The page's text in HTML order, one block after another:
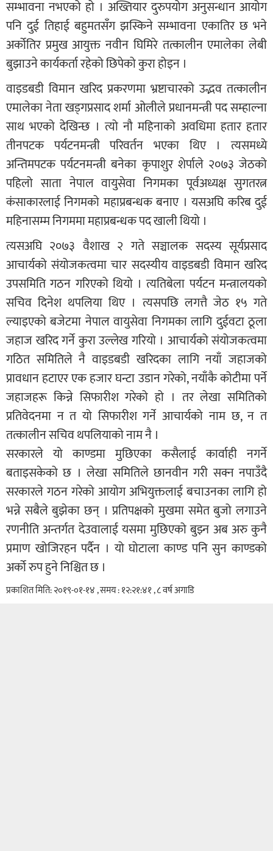
सम्भावना नभएको हो । अख्तियार दुरुपयोग अनुसन्धान आयोग
पनि दुई तिहाई बहुमतसँग झस्किने सम्भावना एकातिर छ भने
अर्कोतिर प्रमुख आयुक्त नवीन घिमिरे तत्कालीन एमालेका लेबी
बुझाउने कार्यकर्ता रहेको छिपेको कुरा होइन ।
वाइडबडी विमान खरिद प्रकरणमा भ्रष्टाचारको उद्भव तत्कालीन
एमालेका नेता खड्गप्रसाद शर्मा ओलीले प्रधानमन्त्री पद सम्हाल्ना
साथ भएको देखिन्छ । त्यो नौ महिनाको अवधिमा हतार हतार
तीनपटक पर्यटनमन्त्री परिवर्तन भएका थिए । त्यसमध्ये
अन्तिमपटक पर्यटनमन्त्री बनेका कृपाशुर शेर्पाले २०७३ जेठको
पहिलो साता नेपाल वायुसेवा निगमका पूर्वअध्यक्ष सुगतरत्न
कंसाकारलाई निगमको महाप्रबन्धक बनाए । यसअघि करिब दुई
महिनासम्म निगममा महाप्रबन्धक पद खाली थियो ।
त्यसअघि २०७३ वैशाख २ गते सञ्चालक सदस्य सूर्यप्रसाद
आचार्यको संयोजकत्वमा चार सदस्यीय वाइडबडी विमान खरिद
उपसमिति गठन गरिएको थियो । त्यतिबेला पर्यटन मन्त्रालयको
सचिव दिनेश थपलिया थिए । त्यसपछि लगत्तै जेठ १५ गते
ल्याइएको बजेटमा नेपाल वायुसेवा निगमका लागि दुईवटा ठूला
जहाज खरिद गर्ने कुरा उल्लेख गरियो । आचार्यको संयोजकत्वमा
गठित समितिले नै वाइडबडी खरिदका लागि नयाँ जहाजको
प्रावधान हटाएर एक हजार घन्टा उडान गरेको, नयाँकै कोटीमा पर्ने
जहाजहरू किन्ने सिफारीश गरेको हो । तर लेखा समितिको
प्रतिवेदनमा न त यो सिफारीश गर्ने आचार्यको नाम छ, न त
तत्कालीन सचिव थपलियाको नाम नै ।
सरकारले यो काण्डमा मुछिएका कसैलाई कार्वाही नगर्ने
बताइसकेको छ । लेखा समितिले छानवीन गरी सक्न नपाउँदै
सरकारले गठन गरेको आयोग अभियुक्तलाई बचाउनका लागि हो
भन्ने सबैले बुझेका छन् । प्रतिपक्षको मुखमा समेत बुजो लगाउने
रणनीति अन्तर्गत देउवालाई यसमा मुछिएको बुझ्न अब अरु कुनै
प्रमाण खोजिरहन पर्दैन । यो घोटाला काण्ड पनि सुन काण्डको
अर्को रुप हुने निश्चित छ ।
प्रकाशित मिति: २०१९-०१-१४ , समय : १२:२१:४१ , ८ वर्ष अगाडि